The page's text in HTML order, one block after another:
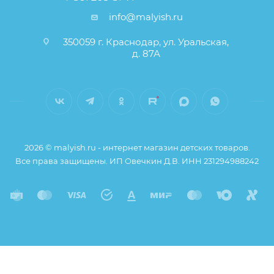
info@malyish.ru
350059 г. Краснодар, ул. Уральская,
д. 87А
2026 © malyish.ru - интернет магазин детских товаров.
Все права защищены. ИП Овечкин Д.В. ИНН 231294988242